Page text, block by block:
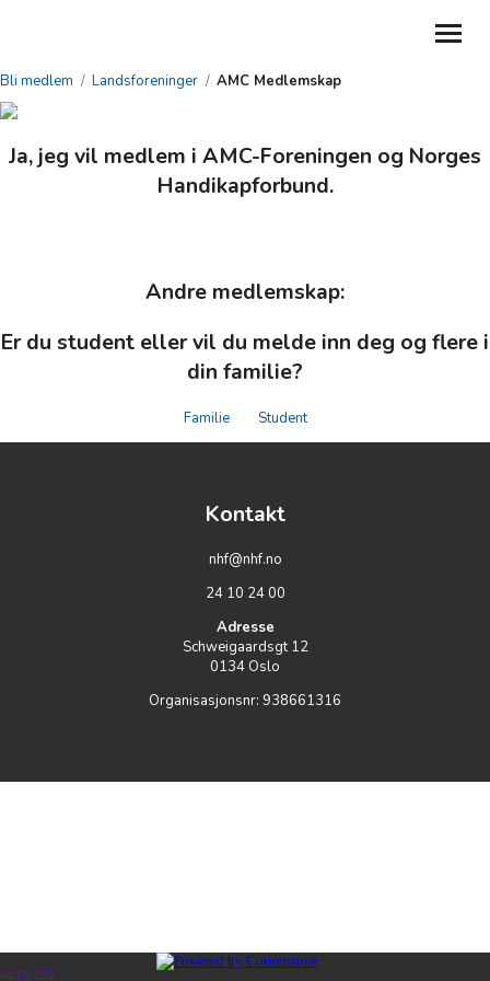
BLI MEDLEM
TILBAKE TIL NHF.NO
Bli medlem / Landsforeninger / AMC Medlemskap
Ja, jeg vil medlem i AMC-Foreningen og Norges
Handikapforbund.
Andre medlemskap:
Er du student eller vil du melde inn deg og flere i
din familie?
Familie Student
Kontakt
nhf@nhf.no
24 10 24 00
Adresse
Schweigaardsgt 12
0134 Oslo
Organisasjonsnr: 938661316
Logg inn